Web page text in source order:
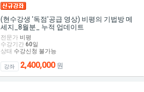
(현수강생 '독점'공급 영상) 비평의 기법방 메
세지_8월분_ 누적 업데이트
전문가 비평
수강기간 60일
상태 수강신청 불가능
강좌 2,400,000원